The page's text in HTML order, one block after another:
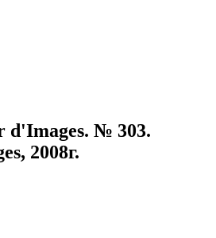
d'Images. № 303.
2008г.